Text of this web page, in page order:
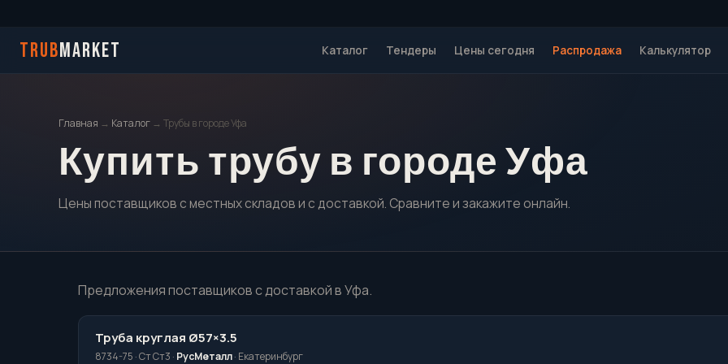
TRUBMARKET Каталог Тендеры Цены сегодня Распродажа Калькулятор
Главная → Каталог → Трубы в городе Уфа
Купить трубу в городе Уфа
Цены поставщиков с местных складов и с доставкой. Сравните и закажите онлайн.
Предложения поставщиков с доставкой в Уфа.
Труба круглая Ø57×3.5
8734-75 · Ст Ст3 · РусМеталл· Екатеринбург